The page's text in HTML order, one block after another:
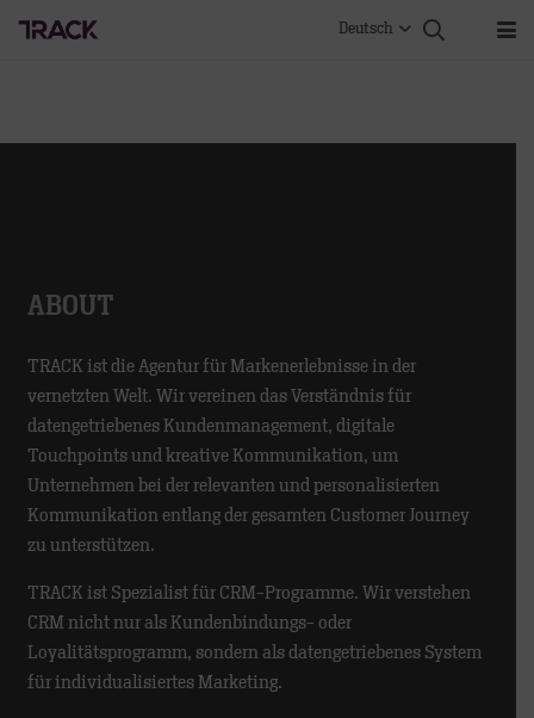
Deutsch
ABOUT
TRACK ist die Agentur für Markenerlebnisse in der
vernetzten Welt. Wir vereinen das Verständnis für
datengetriebenes Kundenmanagement, digitale
Touchpoints und kreative Kommunikation, um
Unternehmen bei der relevanten und personalisierten
Kommunikation entlang der gesamten Customer Journey
zu unterstützen.
TRACK ist Spezialist für CRM-Programme. Wir verstehen
CRM nicht nur als Kundenbindungs- oder
Loyalitätsprogramm, sondern als datengetriebenes System
für individualisiertes Marketing.